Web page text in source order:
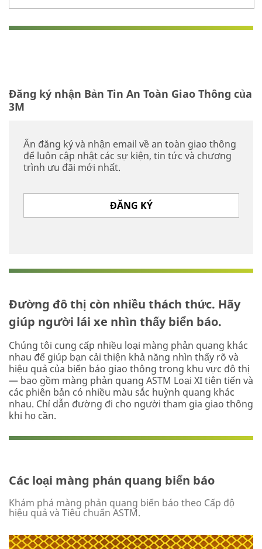
Đăng ký nhận Bản Tin An Toàn Giao Thông của
3M
Ấn đăng ký và nhận email về an toàn giao thông
để luôn cập nhật các sự kiện, tin tức và chương
trình ưu đãi mới nhất.
ĐĂNG KÝ
Đường đô thị còn nhiều thách thức. Hãy
giúp người lái xe nhìn thấy biển báo.
Chúng tôi cung cấp nhiều loại màng phản quang khác
nhau để giúp bạn cải thiện khả năng nhìn thấy rõ và
hiệu quả của biển báo giao thông trong khu vực đô thị
— bao gồm màng phản quang ASTM Loại XI tiên tiến và
các phiên bản có nhiều màu sắc huỳnh quang khác
nhau. Chỉ dẫn đường đi cho người tham gia giao thông
khi họ cần.
Các loại màng phản quang biển báo
Khám phá màng phản quang biển báo theo Cấp độ
hiệu quả và Tiêu chuẩn ASTM.